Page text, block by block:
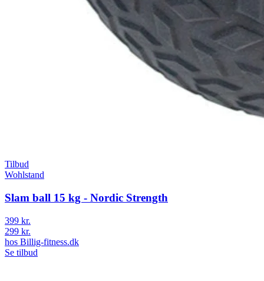
Tilbud
Wohlstand
Slam ball 15 kg - Nordic Strength
399 kr.
299 kr.
hos Billig-fitness.dk
Se tilbud